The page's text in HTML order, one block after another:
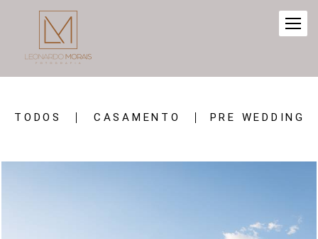
TODOS CASAMENTO PRE WEDDING